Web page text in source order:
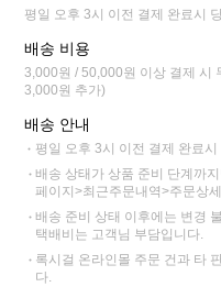
평일 오후 3시 이전 결제 완료시
배송 비용
3,000원 / 50,000원 이상 결제 시
3,000원 추가)
배송 안내
평일 오후 3시 이전 결제 완료
배송 상태가 상품 준비 단계까
페이지>최근주문내역>주문상
배송 준비 상태 이후에는 변경
택배비는 고객님 부담입니다.
록시걸 온라인몰 주문 건과 타
다.